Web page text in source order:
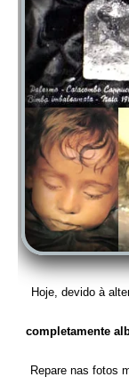
Hoje, devido à
completamente
Repare nas fotos